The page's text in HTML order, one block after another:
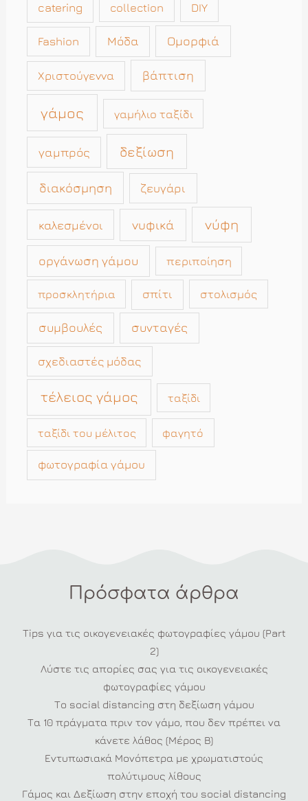
catering collection DIY
Fashion Μόδα Ομορφιά
Χριστούγεννα βάπτιση
γάμος γαμήλιο ταξίδι
γαμπρός δεξίωση
διακόσμηση ζευγάρι
καλεσμένοι νυφικά νύφη
οργάνωση γάμου περιποίηση
προσκλητήρια σπίτι στολισμός
συμβουλές συνταγές
σχεδιαστές μόδας
τέλειος γάμος ταξίδι
ταξίδι του μέλιτος φαγητό
φωτογραφία γάμου
Πρόσφατα άρθρα
Tips για τις οικογενειακές φωτογραφίες γάμου (Part
2)
Λύστε τις απορίες σας για τις οικογενειακές
φωτογραφίες γάμου
Το social distancing στη δεξίωση γάμου
Τα 10 πράγματα πριν τον γάμο, που δεν πρέπει να
κάνετε λάθος (Μέρος Β)
Εντυπωσιακά Μονόπετρα με χρωματιστούς
πολύτιμους λίθους
Γάμος και Δεξίωση στην εποχή του social distancing